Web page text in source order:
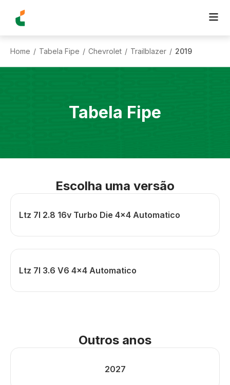
Home / Tabela Fipe / Chevrolet / Trailblazer / 2019
Tabela Fipe
Escolha uma versão
Ltz 7l 2.8 16v Turbo Die 4x4 Automatico
Ltz 7l 3.6 V6 4x4 Automatico
Outros anos
2027